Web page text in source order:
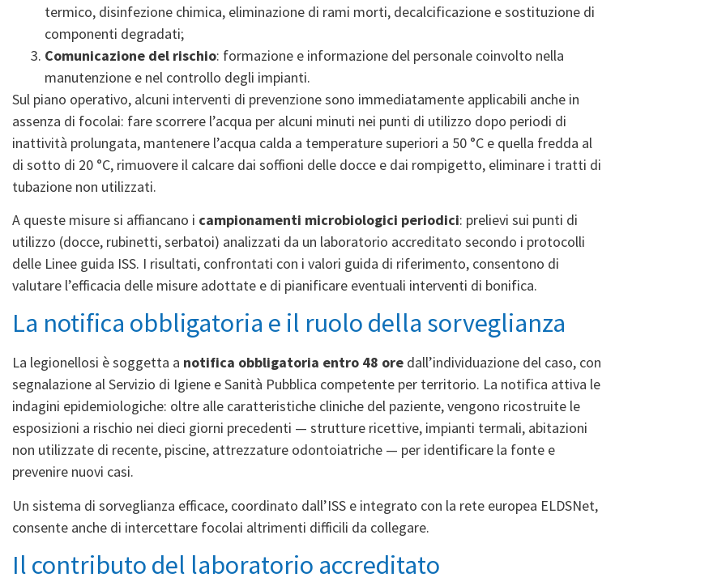
termico, disinfezione chimica, eliminazione di rami morti, decalcificazione e sostituzione di
componenti degradati;
Comunicazione del rischio: formazione e informazione del personale coinvolto nella
manutenzione e nel controllo degli impianti.
Sul piano operativo, alcuni interventi di prevenzione sono immediatamente applicabili anche in
assenza di focolai: fare scorrere l’acqua per alcuni minuti nei punti di utilizzo dopo periodi di
inattività prolungata, mantenere l’acqua calda a temperature superiori a 50 °C e quella fredda al
di sotto di 20 °C, rimuovere il calcare dai soffioni delle docce e dai rompigetto, eliminare i tratti di
tubazione non utilizzati.
A queste misure si affiancano i campionamenti microbiologici periodici: prelievi sui punti di
utilizzo (docce, rubinetti, serbatoi) analizzati da un laboratorio accreditato secondo i protocolli
delle Linee guida ISS. I risultati, confrontati con i valori guida di riferimento, consentono di
valutare l’efficacia delle misure adottate e di pianificare eventuali interventi di bonifica.
La notifica obbligatoria e il ruolo della sorveglianza
La legionellosi è soggetta a notifica obbligatoria entro 48 ore dall’individuazione del caso, con
segnalazione al Servizio di Igiene e Sanità Pubblica competente per territorio. La notifica attiva le
indagini epidemiologiche: oltre alle caratteristiche cliniche del paziente, vengono ricostruite le
esposizioni a rischio nei dieci giorni precedenti — strutture ricettive, impianti termali, abitazioni
non utilizzate di recente, piscine, attrezzature odontoiatriche — per identificare la fonte e
prevenire nuovi casi.
Un sistema di sorveglianza efficace, coordinato dall’ISS e integrato con la rete europea ELDSNet,
consente anche di intercettare focolai altrimenti difficili da collegare.
Il contributo del laboratorio accreditato